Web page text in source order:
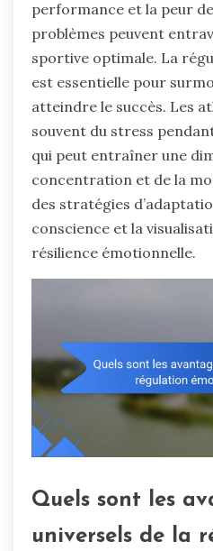
performance et la peur de
problèmes peuvent
sportive optimale. La
est essentielle pour
atteindre le succès. Les
souvent du stress
qui peut entraîner une
concentration et de la
des stratégies
conscience et la
résilience émotionnelle.
Quels sont les
universels de la